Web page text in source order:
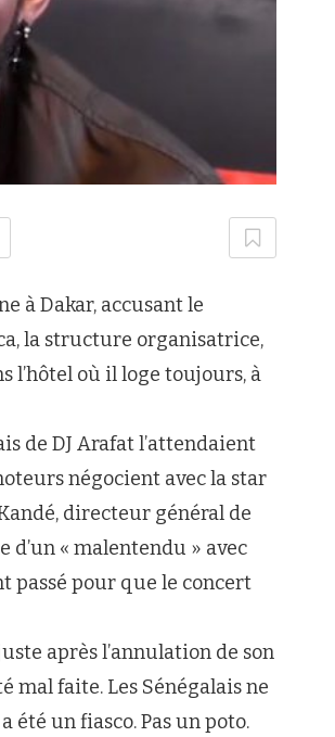
à Dakar, accusant le
la structure organisatrice,
l’hôtel où il loge toujours, à
de DJ Arafat l’attendaient
négocient avec la star
directeur général de
d’un « malentendu » avec
passé pour que le concert
après l’annulation de son
mal faite. Les Sénégalais ne
été un fiasco. Pas un poto.